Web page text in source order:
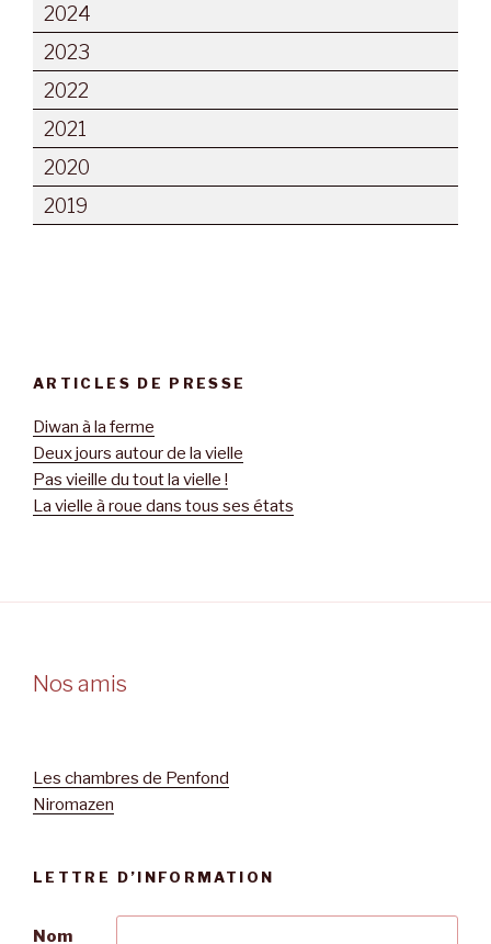
2024
2023
2022
2021
2020
2019
ARTICLES DE PRESSE
Diwan à la ferme
Deux jours autour de la vielle
Pas vieille du tout la vielle !
La vielle à roue dans tous ses états
Nos amis
Les chambres de Penfond
Niromazen
LETTRE D’INFORMATION
Nom